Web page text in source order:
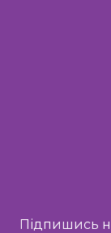
Підпишись